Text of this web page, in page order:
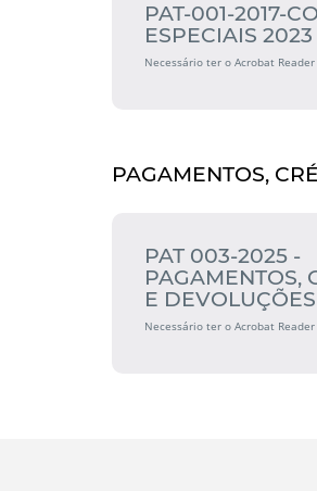
PAT-001-2017-
ESPECIAIS 2023
Necessário ter o Acrobat
PAGAMENTOS,
PAT 003-2025 -
PAGAMENTOS,
E DEVOLUÇÕES
Necessário ter o Acrobat